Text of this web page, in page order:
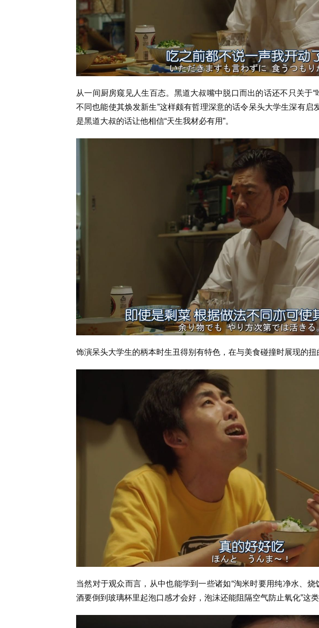
从一间厨房窥见人生百态。黑道大叔嘴中脱口而出的话还不只关于“
不同也能使其焕发新生”这样颇有哲理深意的话令呆头大学生深有启
是黑道大叔的话让他相信“天生我材必有用”。
饰演呆头大学生的柄本时生丑得别有特色，在与美食碰撞时展现的扭
当然对于观众而言，从中也能学到一些诸如“淘米时要用纯净水、烧
酒要倒到玻璃杯里起泡口感才会好，泡沫还能阻隔空气防止氧化”这类